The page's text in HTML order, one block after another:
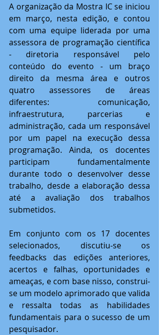
A organização da Mostra IC se iniciou
em março, nesta edição, e contou
com uma equipe liderada por uma
assessora de programação científica
- diretoria responsável pelo
conteúdo do evento - um braço
direito da mesma área e outros
quatro assessores de áreas
diferentes: comunicação,
infraestrutura, parcerias e
administração, cada um responsável
por um papel na execução dessa
programação. Ainda, os docentes
participam fundamentalmente
durante todo o desenvolver desse
trabalho, desde a elaboração dessa
até a avaliação dos trabalhos
submetidos.
Em conjunto com os 17 docentes
selecionados, discutiu-se os
feedbacks das edições anteriores,
acertos e falhas, oportunidades e
ameaças, e com base nisso, construi-
se um modelo aprimorado que valida
e ressalta todas as habilidades
fundamentais para o sucesso de um
pesquisador.